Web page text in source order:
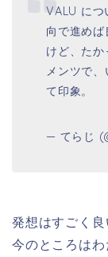
VALU につ
向で進め
けど、た
メンツで
て印象。
— てらじ
発想はすごく良
今のところは